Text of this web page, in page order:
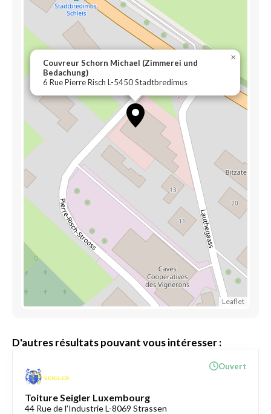
Couvreur Schorn Michael (Zimmerei und
Bedachung)
6 Rue Pierre Risch L-5450 Stadtbredimus
×
Leaflet
D'autres résultats pouvant vous intéresser :
Toiture Seigler Luxembourg
44 Rue de l'Industrie L-8069 Strassen
Ouvert